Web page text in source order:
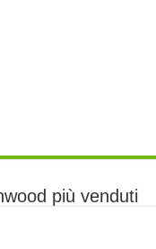
più venduti